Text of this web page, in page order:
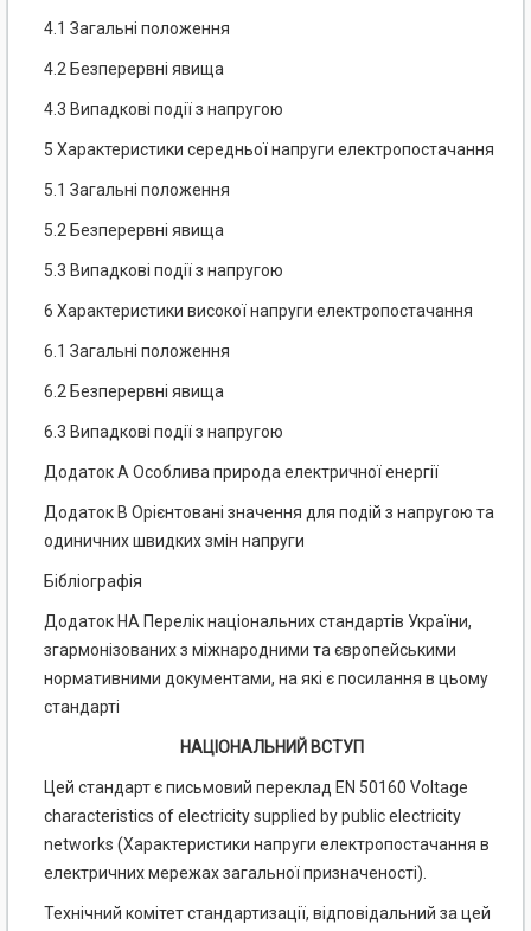
4.1 Загальні положення
4.2 Безперервні явища
4.3 Випадкові події з напругою
5 Характеристики середньої напруги електропостачання
5.1 Загальні положення
5.2 Безперервні явища
5.3 Випадкові події з напругою
6 Характеристики високої напруги електропостачання
6.1 Загальні положення
6.2 Безперервні явища
6.3 Випадкові події з напругою
Додаток А Особлива природа електричної енергії
Додаток В Орієнтовані значення для подій з напругою та
одиничних швидких змін напруги
Бібліографія
Додаток НА Перелік національних стандартів України,
згармонізованих з міжнародними та європейськими
нормативними документами, на які є посилання в цьому
стандарті
НАЦІОНАЛЬНИЙ ВСТУП
Цей стандарт є письмовий переклад EN 50160 Voltage
characteristics of electricity supplied by public electricity
networks (Характеристики напруги електропостачання в
електричних мережах загальної призначеності).
Технічний комітет стандартизації, відповідальний за цей